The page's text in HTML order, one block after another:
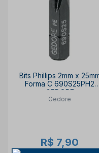
Bits Phillips 2mm x
Forma C 690S25PH2
GEDORE
Gedore
R$ 7,90